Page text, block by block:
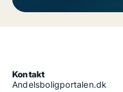
Kontakt
Andelsboligportalen.dk